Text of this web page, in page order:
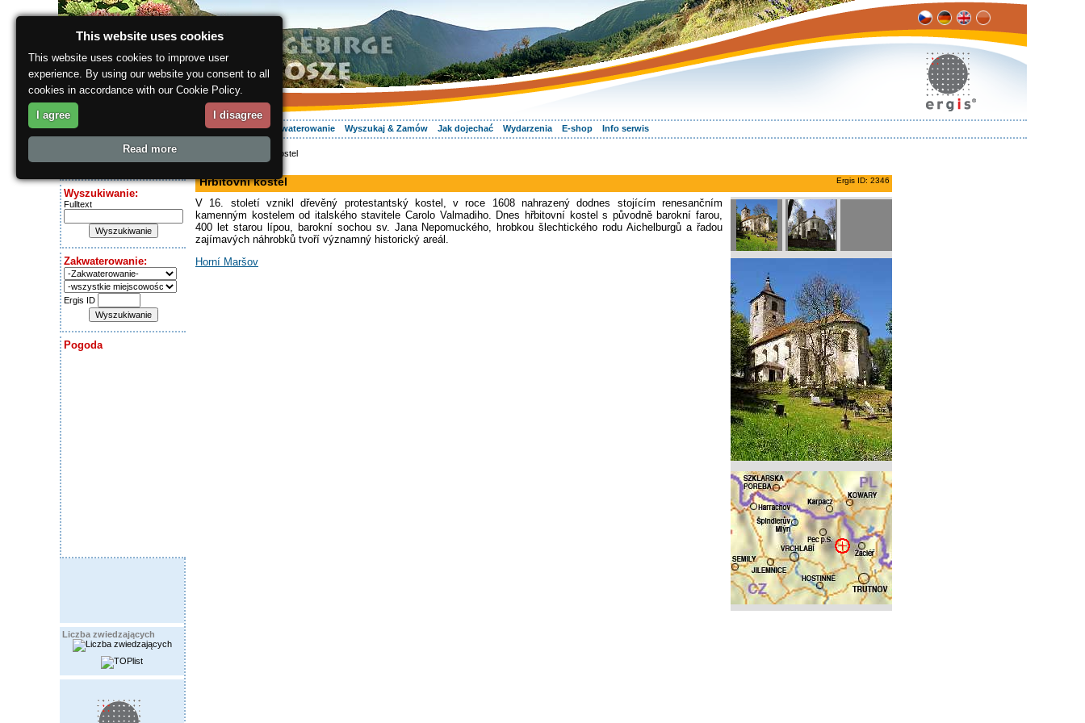
O regionie Wasz urlop Zakwaterowanie Wyszukaj & Zamów Jak dojechać Wydarzenia E-shop Info serwis
Dziś jest:
Wyszukiwanie:
Fulltext
Zakwaterowanie:
Ergis ID
Pogoda
Liczba zwiedzających
> Hřbitovní kostel
Ergis ID: 2346
Hřbitovní kostel
V 16. století vznikl dřevěný protestantský kostel, v roce 1608 nahrazený dodnes stojícím renesančním
kamenným kostelem od italského stavitele Carolo Valmadiho. Dnes hřbitovní kostel s původně barokní farou,
400 let starou lípou, barokní sochou sv. Jana Nepomuckého, hrobkou šlechtického rodu Aichelburgů a řadou
zajímavých náhrobků tvoří významný historický areál.
Horní Maršov
This website uses cookies
This website uses cookies to improve user
experience. By using our website you consent to all
cookies in accordance with our Cookie Policy.
I agree I disagree
Read more